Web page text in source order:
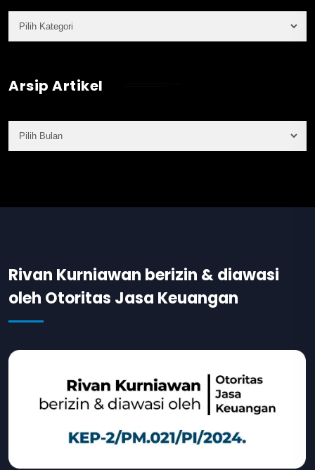
Arsip Artikel
Rivan Kurniawan berizin & diawasi
oleh Otoritas Jasa Keuangan